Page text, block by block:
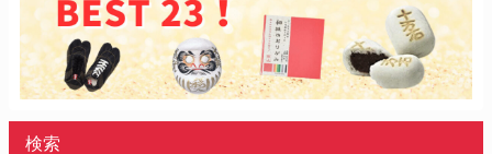
検索